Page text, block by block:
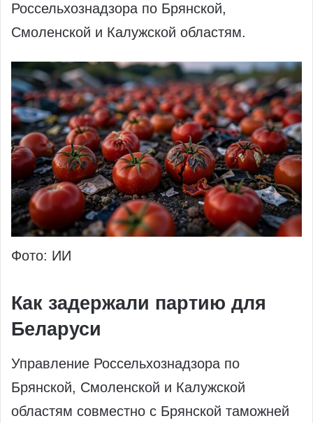
Россельхознадзора по Брянской,
Смоленской и Калужской областям.
Фото: ИИ
Как задержали партию для
Беларуси
Управление Россельхознадзора по
Брянской, Смоленской и Калужской
областям совместно с Брянской таможней